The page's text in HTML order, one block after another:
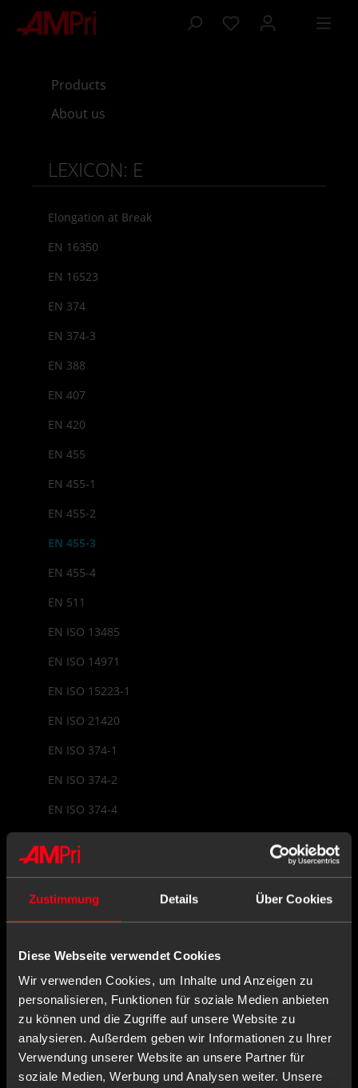
Zustimmung Details Über Cookies
Diese Webseite verwendet Cookies
Wir verwenden Cookies, um Inhalte und Anzeigen zu
personalisieren, Funktionen für soziale Medien anbieten
zu können und die Zugriffe auf unsere Website zu
analysieren. Außerdem geben wir Informationen zu Ihrer
Verwendung unserer Website an unsere Partner für
soziale Medien, Werbung und Analysen weiter. Unsere
content
Products
About us
LEXICON: E
Elongation at Break
EN 16350
EN 16523
EN 374
EN 374-3
EN 388
EN 407
EN 420
EN 455
EN 455-1
EN 455-2
EN 455-3
EN 455-4
EN 511
EN ISO 13485
EN ISO 14971
EN ISO 15223-1
EN ISO 21420
EN ISO 374-1
EN ISO 374-2
EN ISO 374-4
EN ISO 9001
EU Declaration of Conformity
EU Representative
EU Type Examination
EUDAMED
Examination Glove
Lexicon Navigation